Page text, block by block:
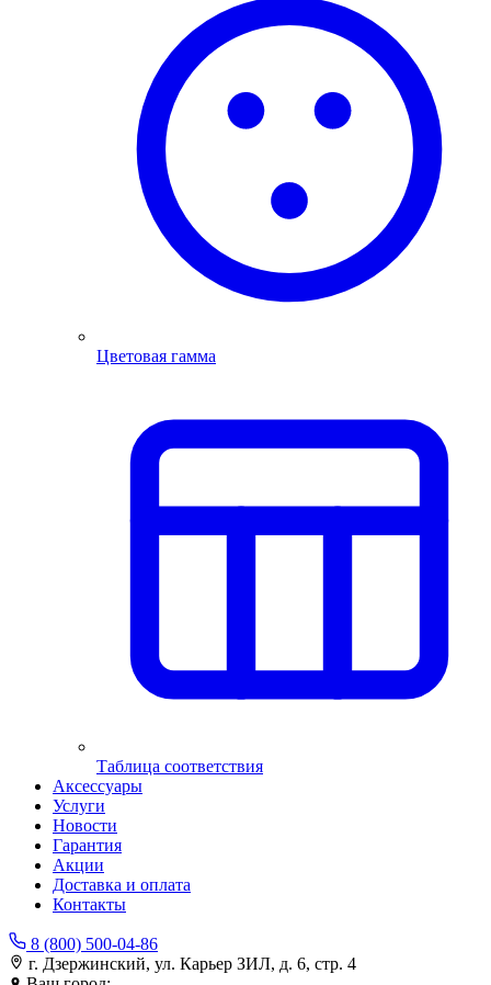
Цветовая гамма
Таблица соответствия
Аксессуары
Услуги
Новости
Гарантия
Акции
Доставка и оплата
Контакты
8 (800) 500-04-86
г. Дзержинский, ул. Карьер ЗИЛ, д. 6, стр. 4